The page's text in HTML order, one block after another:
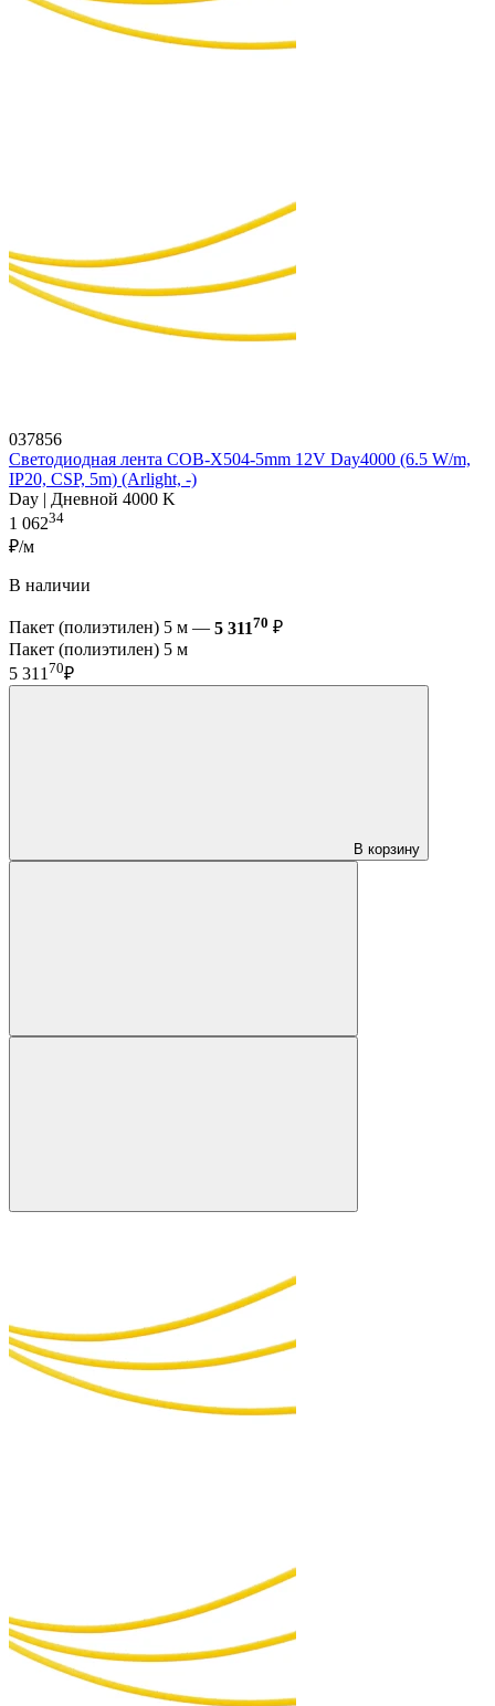
037856
Светодиодная лента COB-X504-5mm 12V Day4000 (6.5 W/m,
IP20, CSP, 5m) (Arlight, -)
Day | Дневной 4000 K
1 06234
₽/м
В наличии
Пакет (полиэтилен) 5 м — 5 31170 ₽
Пакет (полиэтилен) 5 м
5 311 70₽
В корзину